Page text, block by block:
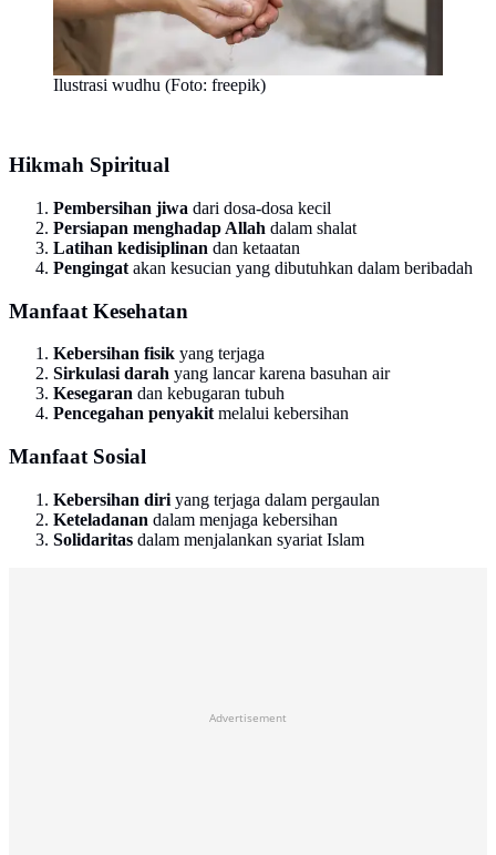
Ilustrasi wudhu (Foto: freepik)
Hikmah Spiritual
Pembersihan jiwa dari dosa-dosa kecil
Persiapan menghadap Allah dalam shalat
Latihan kedisiplinan dan ketaatan
Pengingat akan kesucian yang dibutuhkan dalam beribadah
Manfaat Kesehatan
Kebersihan fisik yang terjaga
Sirkulasi darah yang lancar karena basuhan air
Kesegaran dan kebugaran tubuh
Pencegahan penyakitmelalui kebersihan
Manfaat Sosial
Kebersihan diri yang terjaga dalam pergaulan
Keteladanan dalam menjaga kebersihan
Solidaritas dalam menjalankan syariat Islam
Advertisement